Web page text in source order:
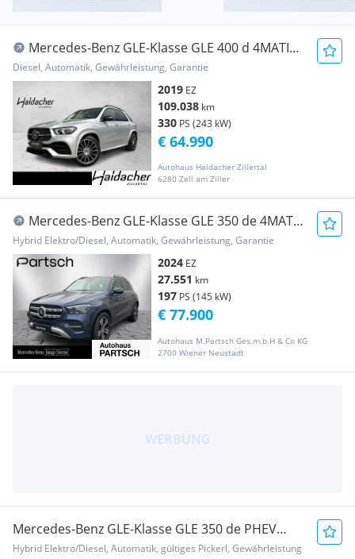
Mercedes-Benz GLE-Klasse GLE 400 d 4MATIC
AMG Night AIR FAP Distr Mbeam
Diesel, Automatik, Gewährleistung, Garantie
2019 EZ
109.038 km
330 PS (243 kW)
Autohaus Haidacher Zillertal
6280 Zell am Ziller
€ 64.990
Mercedes-Benz GLE-Klasse GLE 350 de 4MATIC
W-Paket
Hybrid Elektro/Diesel, Automatik, Gewährleistung, Garantie
2024 EZ
27.551 km
197 PS (145 kW)
Autohaus M.Partsch Ges.m.b.H & Co KG
2700 Wiener Neustadt
€ 77.900
Mercedes-Benz GLE-Klasse GLE 350 de PHEV
Coupé 4MATIC Aut.*AMG-Line*Pano...
Hybrid Elektro/Diesel, Automatik, gültiges Pickerl, Gewährleistung